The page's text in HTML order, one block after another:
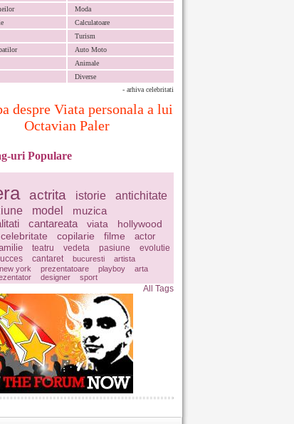
Moda
Calculatoare
Turism
Auto Moto
Animale
Diverse
- arhiva celebritati
despre Viata personala a lui
Octavian Paler
uri Populare
actrita istorie
antichitate
model
muzica
cantareata viata
hollywood
celebritate copilarie filme
actor
teatru vedeta pasiune
evolutie
cantaret bucuresti
artista
new york prezentatoare playboy
arta
designer sport
All Tags